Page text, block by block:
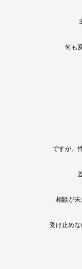
何も
ですが、
相談が
受け止め